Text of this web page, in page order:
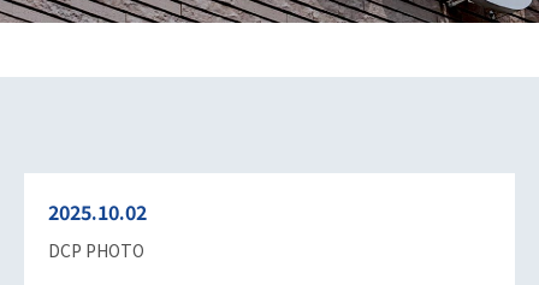
2025.10.02
DCP PHOTO